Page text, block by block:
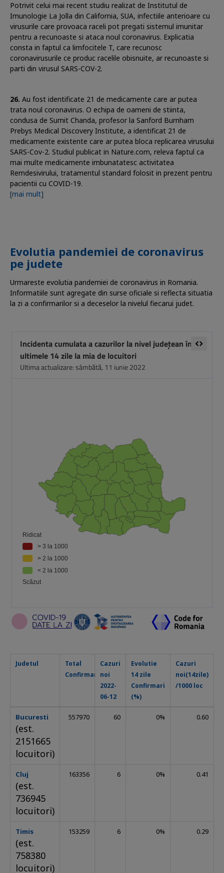
Potrivit celui mai recent studiu realizat de Institutul de
Imunologie La Jolla din California, SUA, infectiile anterioare cu
virusurile care provoaca raceli pot pregati sistemul imunitar
pentru a recunoaste si ataca noul coronavirus. Explicatia
consta in faptul ca limfocitele T, care recunosc
coronavirusurile ce produc racelile obisnuite, ar recunoaste si
parti din virusul SARS-COV-2.
Au fost identificate 21 de medicamente care ar putea
trata noul coronavirus. O echipa de oameni de stiinta,
condusa de Sumit Chanda, profesor la Sanford Burnham
Prebys Medical Discovery Institute, a identificat 21 de
medicamente existente care ar putea bloca replicarea virusului
SARS-Cov-2. Studiul publicat in Nature.com, releva faptul ca
mai multe medicamente imbunatatesc activitatea
Remdesivirului, tratamentul standard folosit in prezent pentru
pacientii cu COVID-19.
[mai mult]
Evolutia pandemiei de coronavirus
pe judete
Urmareste evolutia pandemiei de coronavirus in Romania.
Informatiile sunt agregate din surse oficiale si reflecta situatia
la zi a confirmarilor si a deceselor la nivelul fiecarui judet.
Judetul
Total
Confirmari
Cazuri
noi
2022-
06-12
Evolutie
14 zile
Confirmari
(%)
Cazuri
noi(14zile)
/1000 loc
Bucuresti
(est.
2151665
locuitori)
557970 60 0% 0.60
Cluj
(est.
736945
locuitori)
163356 6 0% 0.41
Timis
(est.
758380
locuitori)
153259 6 0% 0.29